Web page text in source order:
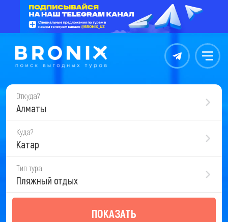
Контакты Меню
Откуда?
Алматы
Куда?
Катар
Тип тура
Пляжный отдых
ПОКАЗАТЬ